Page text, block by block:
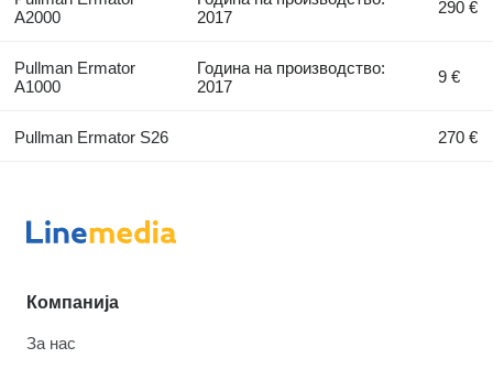
A2000
2017
290 €
Pullman Ermator
A1000
Година на производство:
2017
9 €
Pullman Ermator S26 270 €
Компанија
За нас